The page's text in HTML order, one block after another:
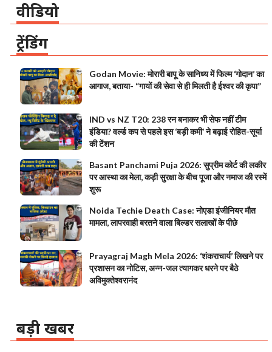
वीडियो
ट्रेंडिंग
Godan Movie: मोरारी बापू के सानिध्य में फिल्म ‘गोदान’ का
आगाज, बताया- “गायों की सेवा से ही मिलती है ईश्वर की कृपा”
IND vs NZ T20: 238 रन बनाकर भी सेफ नहीं टीम
इंडिया? वर्ल्ड कप से पहले इस ‘बड़ी कमी’ ने बढ़ाई रोहित-सूर्या
की टेंशन
Basant Panchami Puja 2026: सुप्रीम कोर्ट की लकीर
पर आस्था का मेला, कड़ी सुरक्षा के बीच पूजा और नमाज की रस्में
शुरू
Noida Techie Death Case: नोएडा इंजीनियर मौत
मामला, लापरवाही बरतने वाला बिल्डर सलाखों के पीछे
Prayagraj Magh Mela 2026: ‘शंकराचार्य’ लिखने पर
प्रशासन का नोटिस, अन्न-जल त्यागकर धरने पर बैठे
अविमुक्तेश्वरानंद
बड़ी खबर